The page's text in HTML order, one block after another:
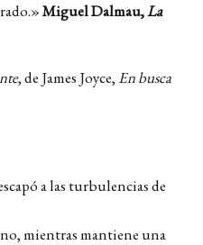
Miguel Dalmau,La
, de James Joyce, En busca
a las turbulencias de
mientras mantiene una